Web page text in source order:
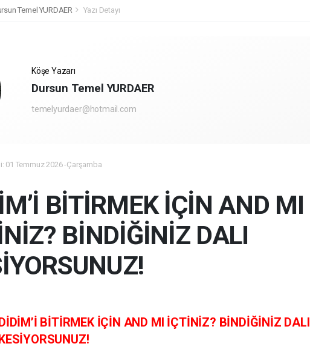
Temel YURDAER Yazı Detayı
Köşe Yazarı
Dursun Temel YURDAER
temelyurdaer@hotmail.com
01 Temmuz 2026 -Çarşamba
BİTİRMEK İÇİN AND MI
BİNDİĞİNİZ DALI
BİTİRMEK İÇİN AND MI İÇTİNİZ? BİNDİĞİNİZ DALI